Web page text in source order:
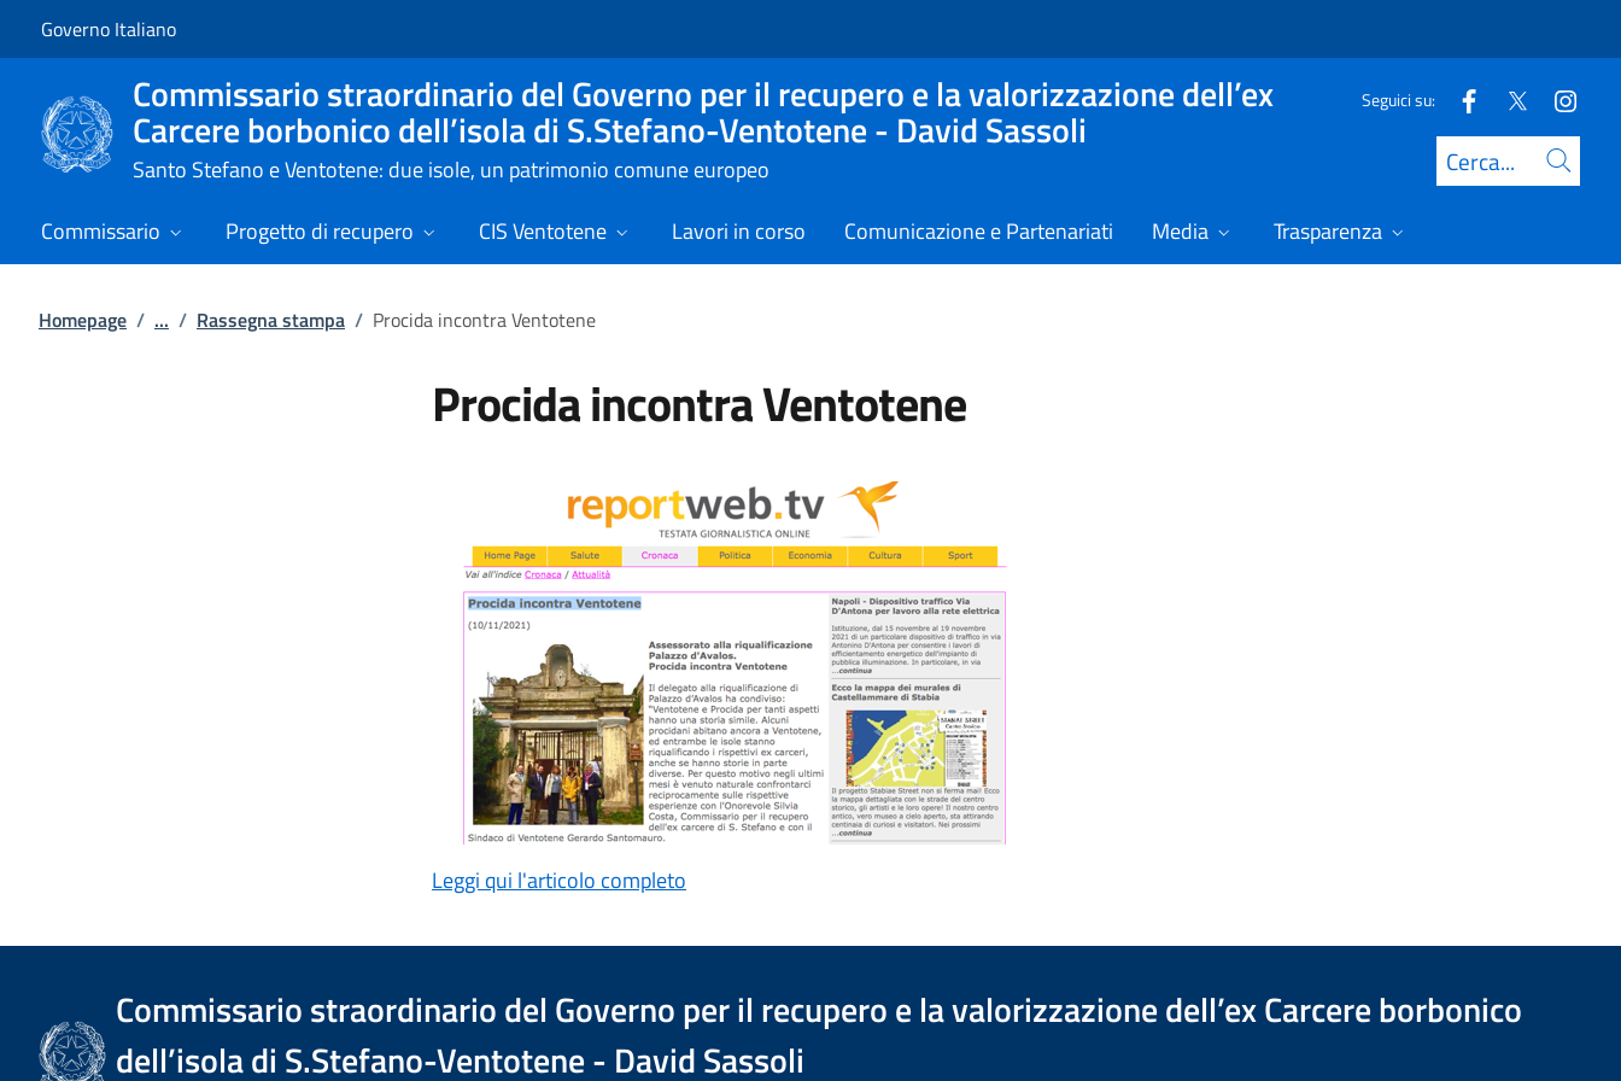
Governo Italiano
Commissario straordinario del Governo per il recupero e la valorizzazione dell’ex
Carcere borbonico dell’isola di S.Stefano-Ventotene - David Sassoli
Santo Stefano e Ventotene: due isole, un patrimonio comune europeo
Seguici su:
Cerca
Commissario Progetto di recupero CIS Ventotene Lavori in corso Comunicazione e Partenariati Media Trasparenza
Homepage / ... / Rassegna stampa / Procida incontra Ventotene
Procida incontra Ventotene
Leggi qui l'articolo completo
Commissario straordinario del Governo per il recupero e la valorizzazione dell’ex Carcere borbonico
dell’isola di S.Stefano-Ventotene - David Sassoli